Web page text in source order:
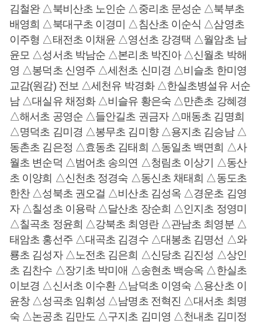
김철완 △북비산초 노인순 △중리초 문성순 △북부초
배영희 △북대구초 이경미 △침산초 이순식 △삼영초
이주형 △태전초 이채윤 △영선초 강경택 △월암초 남
윤모 △성서초 박남순 △본리초 박진아 △신월초 박해
영 △봉덕초 신영주 △세천초 신미경 △비슬초 한미영
교감(원감) 전보 △세천유 박경화 △한실초병설유 서순
남 △대실유 채정화 △비슬유 황은숙 △만촌초 강혜경
△해서초 공영순 △들안길초 권금자 △매동초 김명희
△명덕초 김미경 △봉무초 김미향 △용지초 김승남 △
동촌초 김은정 △효동초 김태희 △동일초 백면희 △사
월초 변순덕 △범어초 송의연 △청림초 이상기 △동산
초 이양희 △신천초 정경숙 △동신초 채태희 △동도초
한찬 △성북초 권오걸 △비산초 김성옥 △경운초 김영
자 △칠성초 이용락 △달산초 장순희 △인지초 정영미
△칠곡초 정윤희 △강북초 최영란 △관남초 최영분 △
태암초 홍선주 △대곡초 김경수 △대봉초 김명선 △와
룡초 김성자 △노전초 김은희 △신당초 김진성 △상인
초 김찬수 △장기초 박미애 △송현초 백승옥 △한실초
이보경 △신서초 이수환 △남덕초 이영숙 △용산초 이
윤창 △성곡초 임휘성 △남명초 전혁진 △대서초 최명
숙 △논공초 김만도 △구지초 김미영 △천내초 김미정